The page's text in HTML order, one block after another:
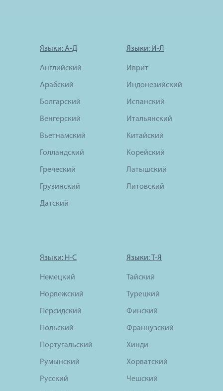
Языки: А-Д
Английский
Арабский
Болгарский
Венгерский
Вьетнамский
Голландский
Греческий
Грузинский
Датский
Языки: И-Л
Иврит
Индонезийский
Испанский
Итальянский
Китайский
Корейский
Латышский
Литовский
Языки: Н-С
Немецкий
Норвежский
Персидский
Польский
Португальский
Румынский
Русский
Языки: Т-Я
Тайский
Турецкий
Финский
Французский
Хинди
Хорватский
Чешский